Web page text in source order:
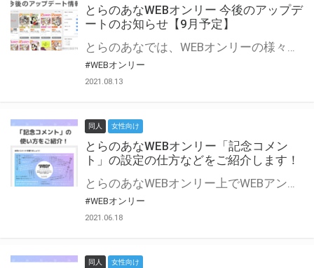
とらのあなWEBオンリー 今後のアップデ
ートのお知らせ【9月予定】
とらのあなでは、WEBオンリーの様々な支援を実施しています。 今回は2021年9月に実装を予定しているアップデート情報についてご紹介いたします。 とらのあなWEBオンリーサイトはこちら
#WEBオンリー
2021.08.13
同人 女性向け
とらのあなWEBオンリー「記念コメン
ト」の設定の仕方などをご紹介します！
とらのあなWEBオンリー上でWEBアンソロジーが作成できる「記念コメント」について、その使い方や作成手順を解説します！ 支援タイプを「サークル参加型」「サークル参加型・マルシェ(イベント会場)機能付き」でお申し込みいただいている主催者様はぜひご活用ください♪ とらのあなWEBオンリーサイトはこちら
#WEBオンリー
2021.06.18
同人 女性向け